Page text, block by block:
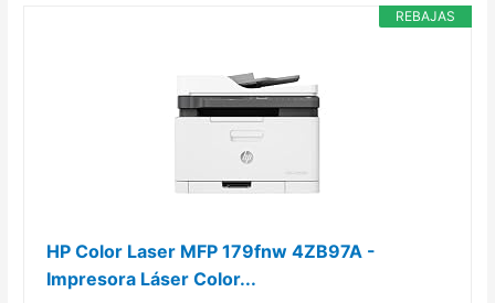
REBAJAS
HP Color Laser MFP 179fnw 4ZB97A -
Impresora Láser Color...